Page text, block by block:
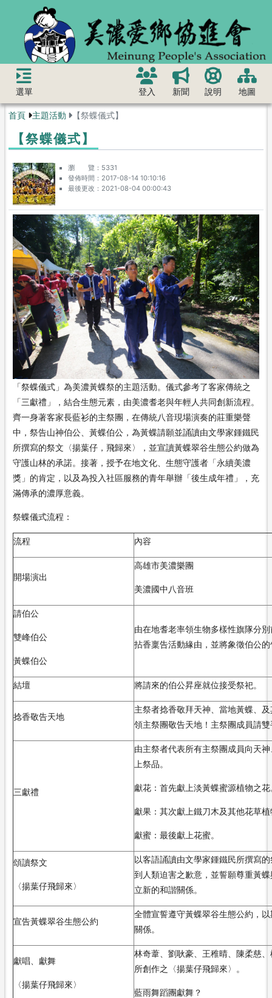
選單 登入 新聞 說明 地圖
首頁 主題活動 【祭蝶儀式】
【祭蝶儀式】
瀏 覽
5331
發佈時間
2017-08-14 10:10:16
最後更改
2021-08-04 00:00:43
「祭蝶儀式」為美濃黃蝶祭的主題活動。儀式參考了客家傳統之
「三獻禮」，結合生態元素，由美濃耆老與年輕人共同創新流程。
齊一身著客家長藍衫的主祭團，在傳統八音現場演奏的莊重樂聲
中，祭告山神伯公、黃蝶伯公，為黃蝶請願並誦讀由文學家鍾鐵民
所撰寫的祭文〈揚葉仔，飛歸來〉，並宣讀黃蝶翠谷生態公約做為
守護山林的承諾。接著，授予在地文化、生態守護者「永續美濃
獎」的肯定，以及為投入社區服務的青年舉辦「後生成年禮」，充
滿傳承的濃厚意義。
祭蝶儀式流程：
流程 內容
開場演出
高雄市美濃樂團
美濃國中八音班
請伯公
雙峰伯公
黃蝶伯公
由在地耆老率領生物多樣性旗隊分
拈香稟告活動緣由，並將象徵伯公
結壇 將請來的伯公昇座就位接受祭祀。
捻香敬告天地
主祭者捻香敬拜天神、當地黃蝶、
領主祭團敬告天地！主祭團成員請
三獻禮
由主祭者代表所有主祭團成員向天
上祭品。
獻花：首先獻上淡黃蝶蜜源植物之花
獻果：其次獻上鐵刀木及其他花草
獻蜜：最後獻上花蜜。
頌讀祭文
〈揚葉仔飛歸來〉
以客語誦讀由文學家鍾鐵民所撰寫
到人類迫害之歉意，並誓願尊重黃
立新的和諧關係。
宣告黃蝶翠谷生態公約
全體宣誓遵守黃蝶翠谷生態公約，
關係。
獻唱、獻舞
〈揚葉仔飛歸來〉
林奇葦、劉耿豪、王稚晴、陳柔慈
所創作之〈揚葉仔飛歸來〉。
藍雨舞蹈團獻舞？